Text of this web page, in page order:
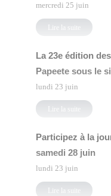
mercredi 25 juin
Lire la suite
La 23e édition
Papeete sous le
lundi 23 juin
Lire la suite
Participez à la
samedi 28 juin
lundi 23 juin
Lire la suite